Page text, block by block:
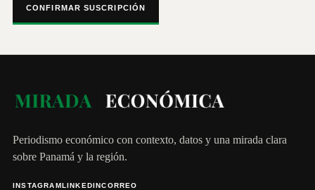
CONFIRMAR SUSCRIPCIÓN
Periodismo económico con contexto, datos y una mirada clara
sobre Panamá y la región.
INSTAGRAMLINKEDINCORREO